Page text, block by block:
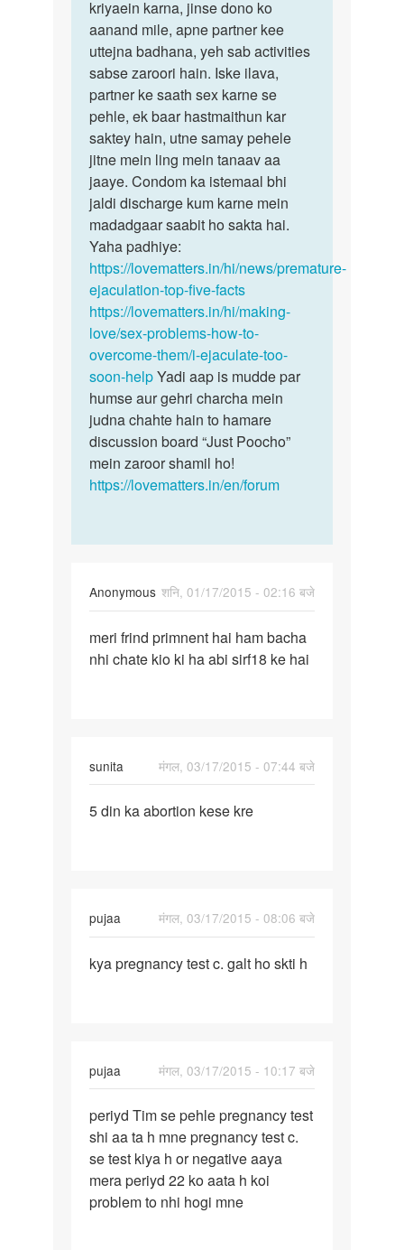
samay
take
sex…
by
Morya
mein,
…
kriyaein karna, jinse dono ko
aanand mile, apne partner kee
uttejna badhana, yeh sab activities
sabse zaroori hain. Iske ilava,
partner ke saath sex karne se
pehle, ek baar hastmaithun kar
saktey hain, utne samay pehele
jitne mein ling mein tanaav aa
jaaye. Condom ka istemaal bhi
jaldi discharge kum karne mein
madadgaar saabit ho sakta hai.
Yaha padhiye:
https://lovematters.in/hi/news/premature-
ejaculation-top-five-facts
https://lovematters.in/hi/making-
love/sex-problems-how-to-
overcome-them/i-ejaculate-too-
soon-helpYadi aap is mudde par
humse aur gehri charcha mein
judna chahte hain to hamare
discussion board “Just Poocho”
mein zaroor shamil ho!
https://lovematters.in/en/forum
Anonymous शनि, 01/17/2015 - 02:16 बजे
meri
frind
meri frind primnent hai ham bacha
nhi chate kio ki ha abi sirf18 ke hai
sunita
मंगल, 03/17/2015 - 07:44 बजे
5
kre
5 din ka abortion kese kre
pujaa
मंगल, 03/17/2015 - 08:06 बजे
kya
ho
kya pregnancy test c. galt ho skti h
pujaa
मंगल, 03/17/2015 - 10:17 बजे
periyd
Tim
se
pehle
pregnancy
periyd Tim se pehle pregnancy test
shi aa ta h mne pregnancy test c.
se test kiya h or negative aaya
mera periyd 22 ko aata h koi
problem to nhi hogi mne